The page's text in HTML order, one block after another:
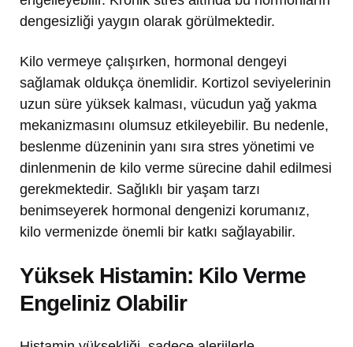
dengesizliği yaygın olarak görülmektedir.
Kilo vermeye çalışırken, hormonal dengeyi
sağlamak oldukça önemlidir. Kortizol seviyelerinin
uzun süre yüksek kalması, vücudun yağ yakma
mekanizmasını olumsuz etkileyebilir. Bu nedenle,
beslenme düzeninin yanı sıra stres yönetimi ve
dinlenmenin de kilo verme sürecine dahil edilmesi
gerekmektedir. Sağlıklı bir yaşam tarzı
benimseyerek hormonal dengenizi korumanız,
kilo vermenizde önemli bir katkı sağlayabilir.
Yüksek Histamin: Kilo Verme
Engeliniz Olabilir